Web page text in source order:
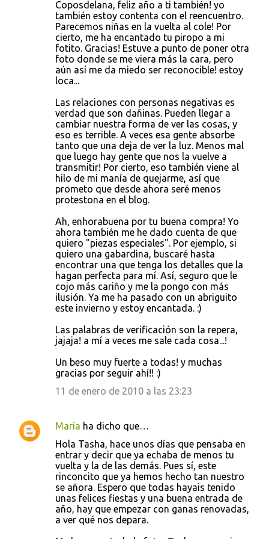
Coposdelana, feliz año a ti también! yo
también estoy contenta con el reencuentro.
Parecemos niñas en la vuelta al cole! Por
cierto, me ha encantado tu piropo a mi
fotito. Gracias! Estuve a punto de poner otra
foto donde se me viera más la cara, pero
aún así me da miedo ser reconocible! estoy
loca...
Las relaciones con personas negativas es
verdad que son dañinas. Pueden llegar a
cambiar nuestra forma de ver las cosas, y
eso es terrible. A veces esa gente absorbe
tanto que una deja de ver la luz. Menos mal
que luego hay gente que nos la vuelve a
transmitir! Por cierto, eso también viene al
hilo de mi manía de quejarme, así que
prometo que desde ahora seré menos
protestona en el blog.
Ah, enhorabuena por tu buena compra! Yo
ahora también me he dado cuenta de que
quiero "piezas especiales". Por ejemplo, si
quiero una gabardina, buscaré hasta
encontrar una que tenga los detalles que la
hagan perfecta para mí. Así, seguro que le
cojo más cariño y me la pongo con más
ilusión. Ya me ha pasado con un abriguito
este invierno y estoy encantada. :)
Las palabras de verificación son la repera,
jajaja! a mí a veces me sale cada cosa...!
Un beso muy fuerte a todas! y muchas
gracias por seguir ahí!! :)
11 de enero de 2010 a las 23:23
María ha dicho que…
Hola Tasha, hace unos días que pensaba en
entrar y decir que ya echaba de menos tu
vuelta y la de las demás. Pues sí, este
rinconcito que ya hemos hecho tan nuestro
se añora. Espero que todas hayais tenido
unas felices fiestas y una buena entrada de
año, hay que empezar con ganas renovadas,
a ver qué nos depara.